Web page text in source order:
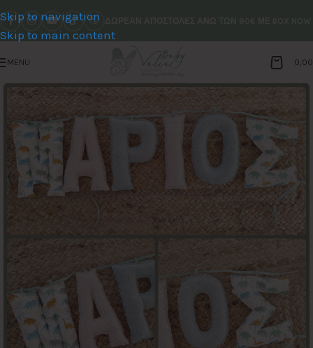
Skip to navigation
Skip to main content
MENU